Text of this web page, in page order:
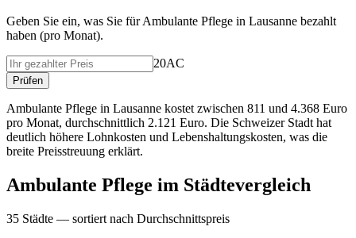
Geben Sie ein, was Sie fürAmbulante Pflege in Lausanne bezahlt
haben (pro Monat).
20AC
Prüfen
Ambulante Pflege in Lausanne kostet zwischen 811 und 4.368 Euro
pro Monat, durchschnittlich 2.121 Euro. Die Schweizer Stadt hat
deutlich höhere Lohnkosten und Lebenshaltungskosten, was die
breite Preisstreuung erklärt.
Ambulante Pflege im Städtevergleich
35 Städte — sortiert nach Durchschnittspreis